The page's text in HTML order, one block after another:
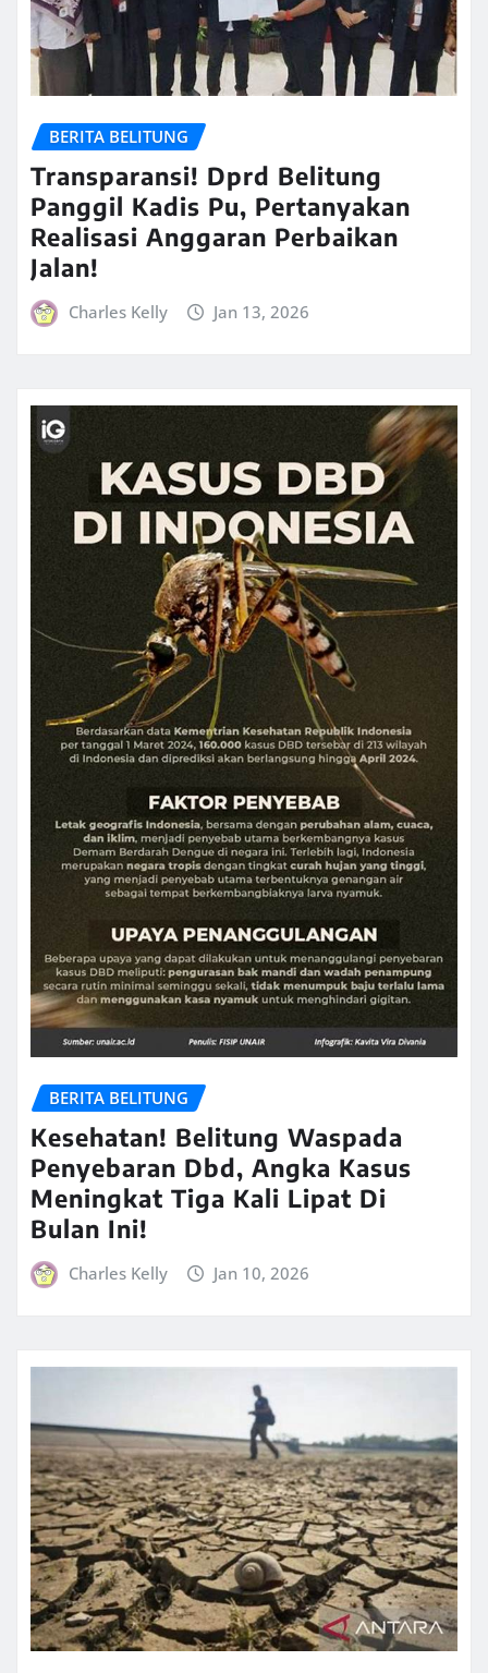
BERITA BELITUNG
Transparansi! Dprd Belitung
Panggil Kadis Pu, Pertanyakan
Realisasi Anggaran Perbaikan
Jalan!
Charles Kelly Jan 13, 2026
BERITA BELITUNG
Kesehatan! Belitung Waspada
Penyebaran Dbd, Angka Kasus
Meningkat Tiga Kali Lipat Di
Bulan Ini!
Charles Kelly Jan 10, 2026